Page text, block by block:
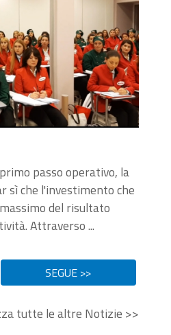
passo operativo, la
sì che l'investimento che
del risultato
Attraverso ...
SEGUE >>
tutte le altre Notizie >>